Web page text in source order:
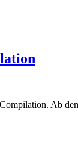
Compilation. Ab